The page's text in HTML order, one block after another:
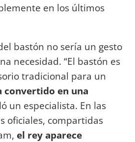
en los últimos
bastón no sería un gesto
necesidad. “El bastón es
tradicional para un
convertido en una
un especialista. En las
oficiales, compartidas
el rey aparece